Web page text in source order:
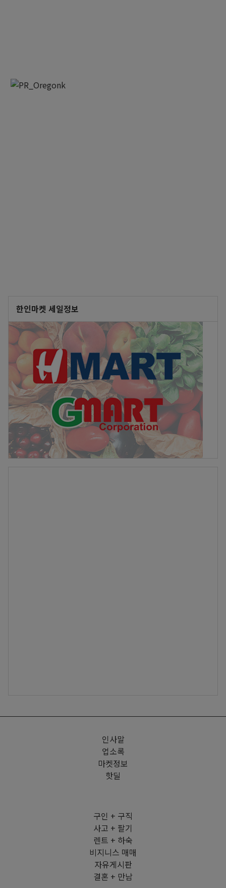
한인마켓 세일정보
인사말
업소록
마켓정보
핫딜
구인 + 구직
사고 + 팔기
렌트 + 하숙
비지니스 매매
자유게시판
결혼 + 만남